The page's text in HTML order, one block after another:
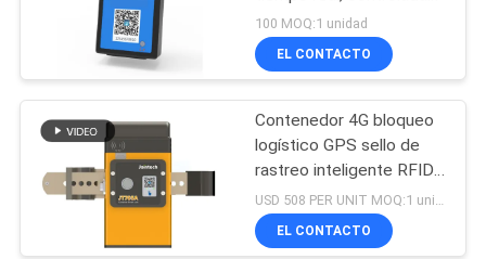
Vehículo GPS que
sigue software
por temperatura y
humedad para
contenedores de
palets
100 MOQ:1 unidad
EL CONTACTO
Contenedor 4G bloqueo
logístico GPS sello de
rastreo inteligente RFID
bloqueo GPS candado
USD 508 PER UNIT MOQ:1 unidad
EL CONTACTO